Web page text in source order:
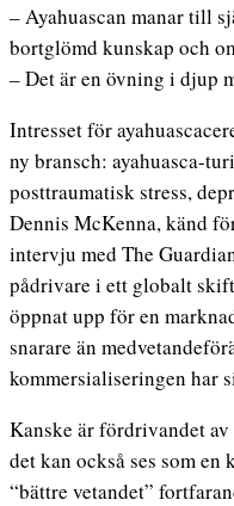
– Ayahuascan manar till
bortglömd kunskap och
– Det är en övning i djup
Intresset för
ny bransch: ayahuasca-
posttraumatisk stress,
Dennis McKenna, känd
intervju med The
pådrivare i ett globalt
öppnat upp för en
snarare än
kommersialiseringen har
Kanske är fördrivandet
det kan också ses som
“bättre vetandet”